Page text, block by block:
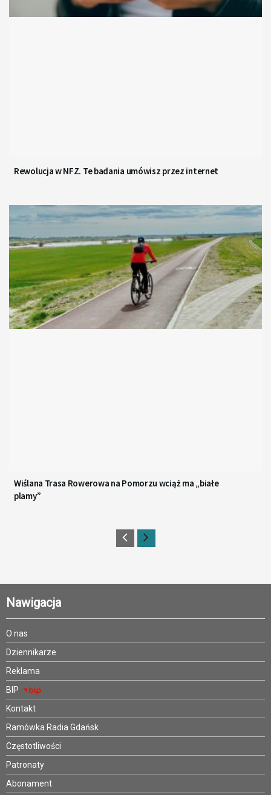
Rewolucja w NFZ. Te badania umówisz przez internet
Wiślana Trasa Rowerowa na Pomorzu wciąż ma „białe
plamy”
Nawigacja
O nas
Dziennikarze
Reklama
BIP
Kontakt
Ramówka Radia Gdańsk
Częstotliwości
Patronaty
Abonament